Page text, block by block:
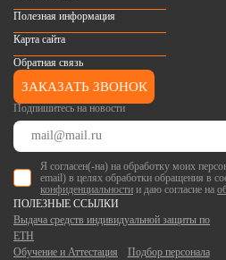
Подпишитесь на новости
Я согласен(-на) на обработку моих
email) в целях обработки обращения в
конфиденциальности и даю согласие на
Полезная информация
Карта сайта
Обратная связь
ЗАКАЗАТЬ ЗВОНОК
ПОЛЕЗНЫЕ ССЫЛКИ
Выдача средств индивидуальной защиты по
ЕТН
Обучение и Аттестация
Подбор персонала